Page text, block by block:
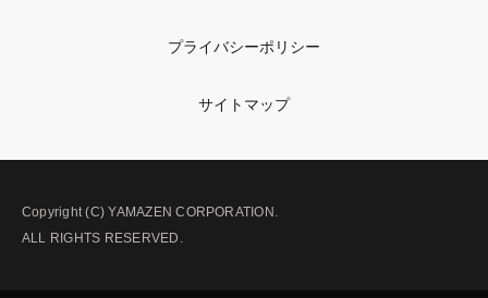
プライバシーポリシー
サイトマップ
Copyright (C) YAMAZEN CORPORATION.
ALL RIGHTS RESERVED.